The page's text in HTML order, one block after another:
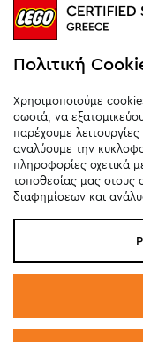
Καθημερινά10:00-
Σάββατο09:00
Κυριακή 11:00-20:00
Αρ.Γ.Ε.ΜΗ:
Πολιτική
Χρησιμοποιούμε
σωστά, να
παρέχουμε
αναλύουμε την
πληροφορίες σχετικά
τοποθεσίας μας στους
διαφημίσεων και